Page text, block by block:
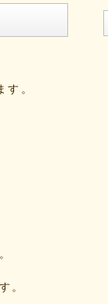
。
。